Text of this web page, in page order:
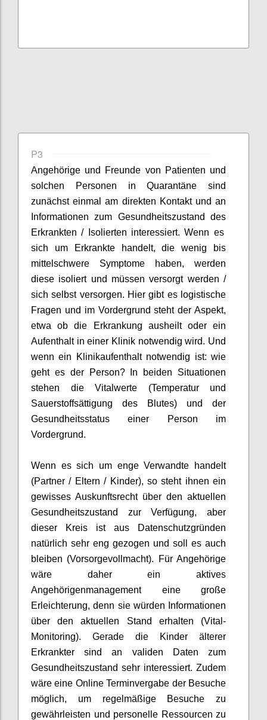
P3
Angehörige und Freunde von Patienten und
solchen Personen in Quarantäne sind
zunächst einmal am direkten Kontakt undan
Informationen zum Gesundheitszustand des
Erkrankten/ Isolierten interessiert.Wenn es
sich um Erkrankte handelt, die wenig bis
mittelschwere Symptome haben, werden
diese isoliert und müssen versorgt werden /
sich selbst versorgen. Hier gibt es logistische
Fragen und im Vordergrund steht der Aspekt,
etwaob die Erkrankung ausheilt oder ein
Aufenthalt in einer Klinik notwendig wird. Und
wenn ein Klinikaufenthalt notwendig ist: wie
geht es der Person?In beiden Situationen
stehen die Vitalwerte
(Temperatur und
Sauerstoffsättigung des Blutes) und der
Gesundheitsstatuseiner Person im
Vordergrund.
Wenn es sich um enge Verwandte handelt
(Partner / Eltern / Kinder), so steht ihnen ein
gewisses Auskunftsrecht über den aktuellen
Gesundheitszustand zur Verfügung, aber
dieser Kreis ist aus Datenschutzgründen
natürlich sehr eng gezogen und soll es auch
bleiben (Vorsorgevollmacht).
Für Angehörige
wäre daher ein aktives
Angehörigenmanagement eine große
Erleichterung, denn sie würden Informationen
über den aktuellen Stand erhalten (Vital-
Monitoring). Gerade die Kinder älterer
Erkrankter sind an validen Daten zum
Gesundheitszustand sehr interessiert. Zudem
wäre eine Online Terminvergabe der Besuche
möglich, umregelmäßige Besuche zu
gewährleisten und personelle Ressourcen zu